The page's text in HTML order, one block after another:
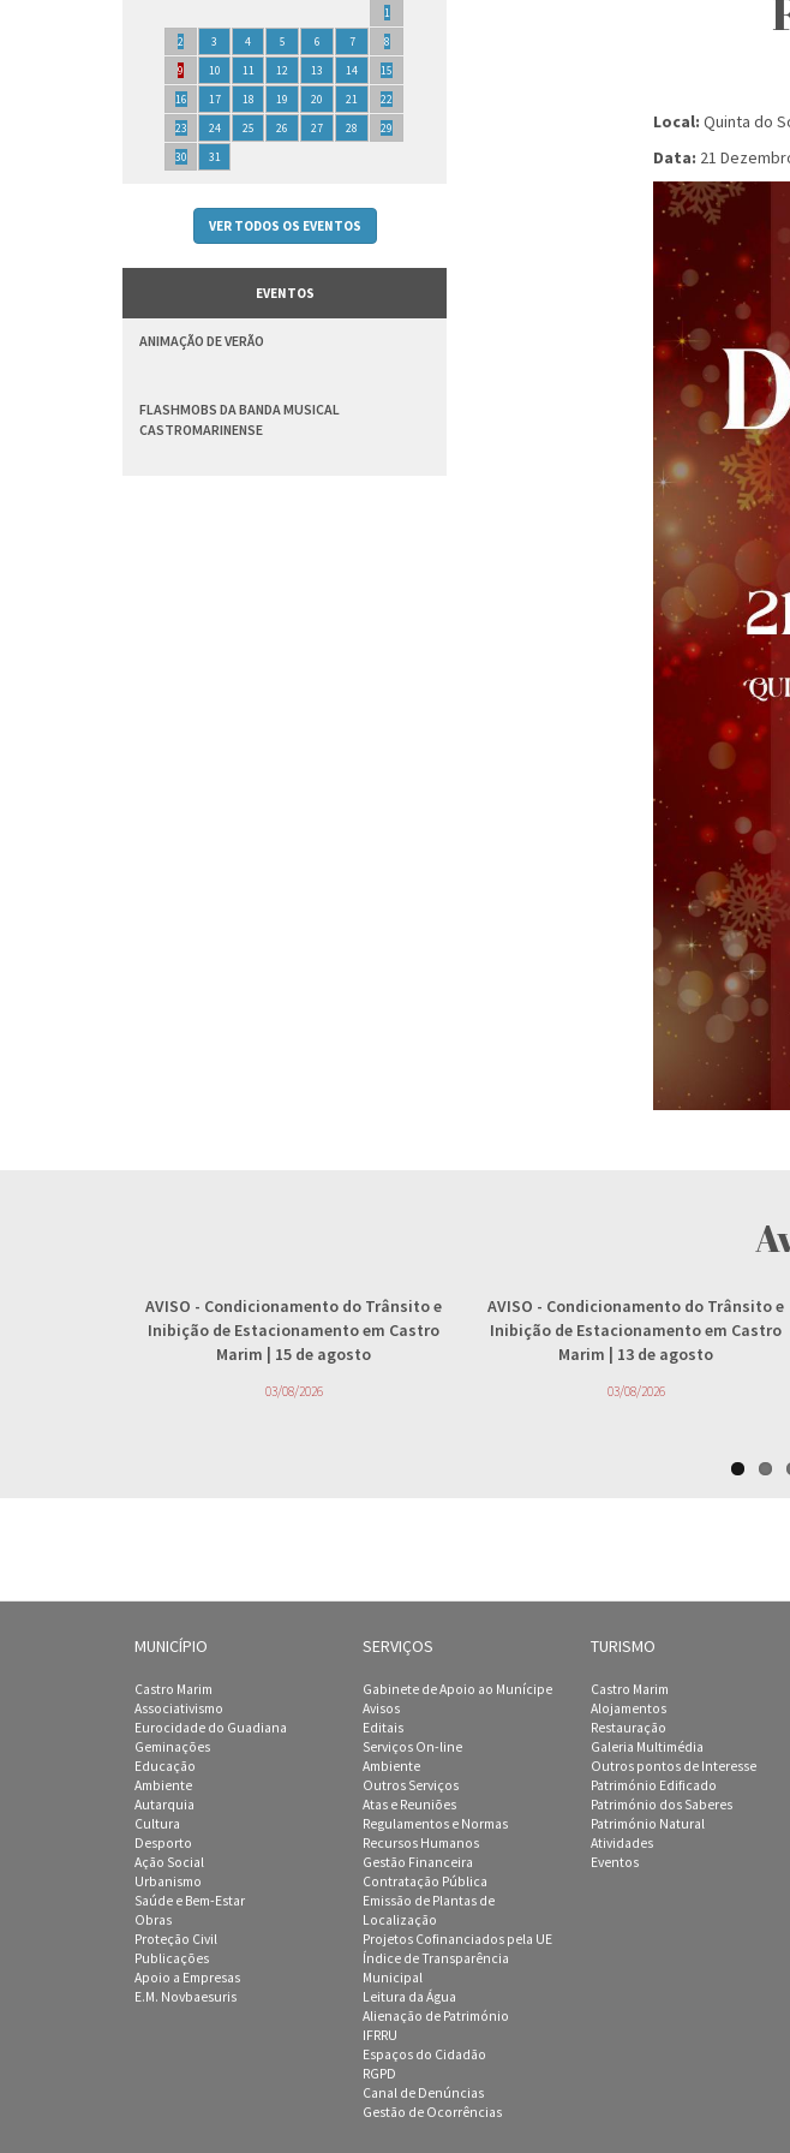
1
2
3 4 5 6 7
8
9
10 11 12 13 14
15
16
17 18 19 20 21
22
23
24 25 26 27 28
29
30
31
VER TODOS OS EVENTOS
EVENTOS
ANIMAÇÃO DE VERÃO
FLASHMOBS DA BANDA MUSICAL
CASTROMARINENSE
Local: Quinta do
Data: 21
AVISO - Condicionamento do Trânsito e
Inibição de Estacionamento em Castro
Marim | 15 de agosto
03/08/2026
AVISO - Condicionamento do Trânsito e
Inibição de Estacionamento em Castro
Marim | 13 de agosto
03/08/2026
MUNICÍPIO
Castro Marim
Associativismo
Eurocidade do Guadiana
Geminações
Educação
Ambiente
Autarquia
Cultura
Desporto
Ação Social
Urbanismo
Saúde e Bem-Estar
Obras
Proteção Civil
Publicações
Apoio a Empresas
E.M. Novbaesuris
SERVIÇOS
Gabinete de Apoio ao Munícipe
Avisos
Editais
Serviços On-line
Ambiente
Outros Serviços
Atas e Reuniões
Regulamentos e Normas
Recursos Humanos
Gestão Financeira
Contratação Pública
Emissão de Plantas de
Localização
Projetos Cofinanciados pela UE
Índice de Transparência
Municipal
Leitura da Água
Alienação de Património
IFRRU
Espaços do Cidadão
RGPD
Canal de Denúncias
Gestão de Ocorrências
TURISMO
Castro Marim
Alojamentos
Restauração
Galeria Multimédia
Outros pontos de Interesse
Património Edificado
Património dos Saberes
Património Natural
Atividades
Eventos